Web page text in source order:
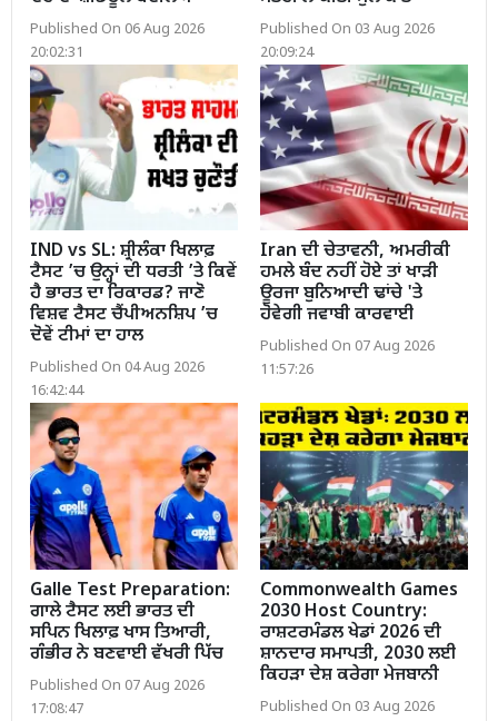
Published On 06 Aug 2026
20:02:31
Published On 03 Aug 2026
20:09:24
IND vs SL: ਸ਼੍ਰੀਲੰਕਾ ਖਿਲਾਫ਼
ਟੈਸਟ ’ਚ ਉਨ੍ਹਾਂ ਦੀ ਧਰਤੀ ’ਤੇ ਕਿਵੇਂ
ਹੈ ਭਾਰਤ ਦਾ ਰਿਕਾਰਡ? ਜਾਣੋ
ਵਿਸ਼ਵ ਟੈਸਟ ਚੈਂਪੀਅਨਸ਼ਿਪ ’ਚ
ਦੋਵੇਂ ਟੀਮਾਂ ਦਾ ਹਾਲ
Published On 04 Aug 2026
16:42:44
Iran ਦੀ ਚੇਤਾਵਨੀ, ਅਮਰੀਕੀ
ਹਮਲੇ ਬੰਦ ਨਹੀਂ ਹੋਏ ਤਾਂ ਖਾੜੀ
ਊਰਜਾ ਬੁਨਿਆਦੀ ਢਾਂਚੇ 'ਤੇ
ਹੋਵੇਗੀ ਜਵਾਬੀ ਕਾਰਵਾਈ
Published On 07 Aug 2026
11:57:26
Galle Test Preparation:
ਗਾਲੇ ਟੈਸਟ ਲਈ ਭਾਰਤ ਦੀ
ਸਪਿਨ ਖਿਲਾਫ਼ ਖਾਸ ਤਿਆਰੀ,
ਗੰਭੀਰ ਨੇ ਬਣਵਾਈ ਵੱਖਰੀ ਪਿੱਚ
Published On 07 Aug 2026
17:08:47
Commonwealth Games
2030 Host Country:
ਰਾਸ਼ਟਰਮੰਡਲ ਖੇਡਾਂ 2026 ਦੀ
ਸ਼ਾਨਦਾਰ ਸਮਾਪਤੀ, 2030 ਲਈ
ਕਿਹੜਾ ਦੇਸ਼ ਕਰੇਗਾ ਮੇਜਬਾਨੀ
Published On 03 Aug 2026